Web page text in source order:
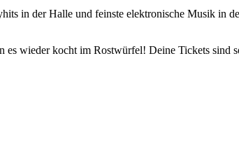
in der Halle und feinste elektronische Musik in
es wieder kocht im Rostwürfel! Deine Tickets